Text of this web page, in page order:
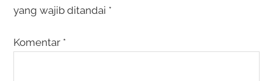
yang wajib ditandai *
Komentar *